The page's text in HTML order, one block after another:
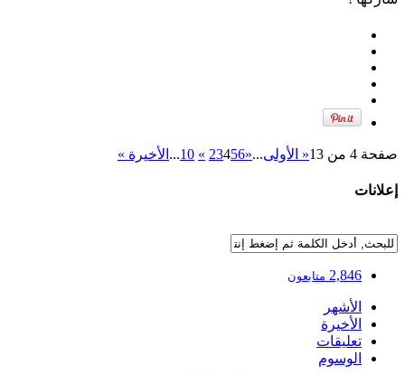
صفحة 4 من 13 « الأولى...
«
23456
»
10
... الأخيرة »
إعلانات
2,846 متابعون
الأشهر
الأخيرة
تعليقات
الوسوم